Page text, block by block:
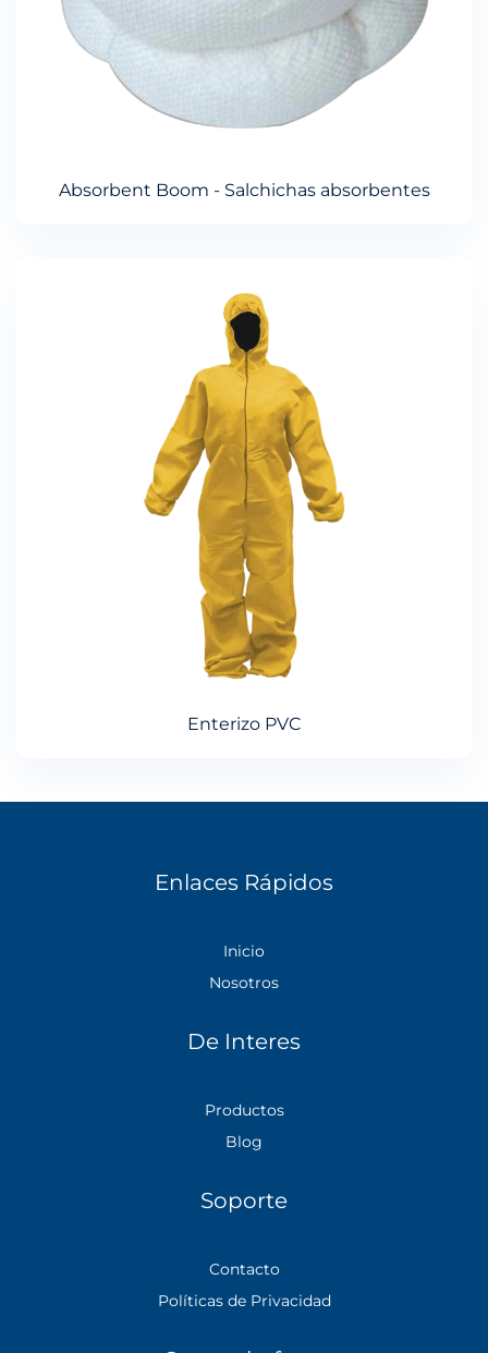
Absorbent Boom - Salchichas absorbentes
Enterizo PVC
Enlaces Rápidos
Inicio
Nosotros
De Interes
Productos
Blog
Soporte
Contacto
Políticas de Privacidad